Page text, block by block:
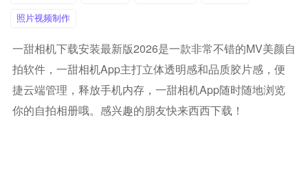
照片视频制作
一甜相机下载安装最新版2026是一款非常不错的MV美颜自
拍软件，一甜相机app主打立体透明感和品质胶片感，便
捷云端管理，释放手机内存，一甜相机app随时随地浏览
你的自拍相册哦。感兴趣的朋友快来西西下载！